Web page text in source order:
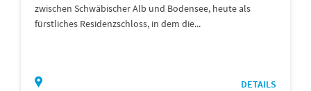
zwischen Schwäbischer Alb und Bodensee, heute als
fürstliches Residenzschloss, in dem die...
DETAILS